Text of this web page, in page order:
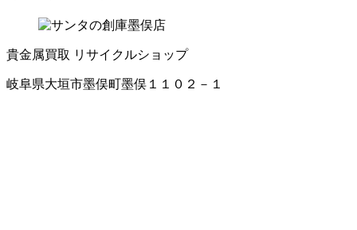
貴金属買取 リサイクルショップ
岐阜県大垣市墨俣町墨俣１１０２－１